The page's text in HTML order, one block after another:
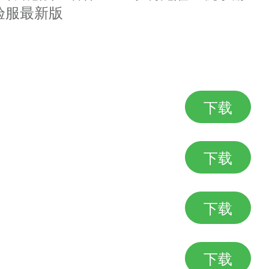
境享受原汁原味仙侠修真历险
避强制为0
果既有负面的也有正面的
吧。这些异常效果有的互相影响
控，防御，凝神，半隐，虚弱，
服最新版
下载
下载
下载
下载